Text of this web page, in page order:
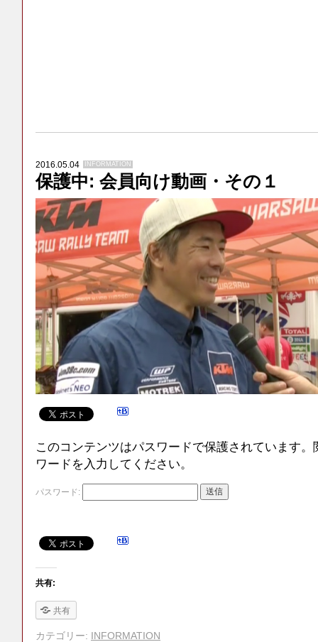
2016.05.04 INFORMATION
保護中: 会員向け動画・その１
このコンテンツはパスワードで保護されています
ワードを入力してください。
パスワード:
共有:
共有
カテゴリー: INFORMATION